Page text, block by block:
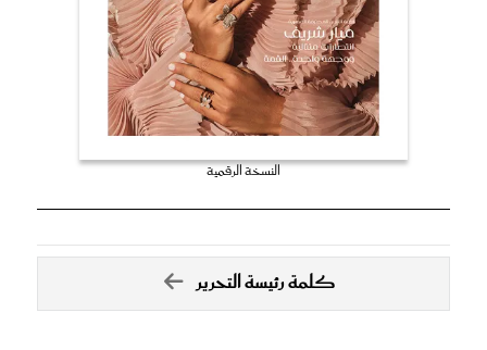
النسخة الرقمية
كلمة رئيسة التحرير